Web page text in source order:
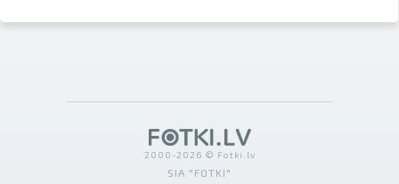
2000-2026 © Fotki.lv
SIA "FOTKI"